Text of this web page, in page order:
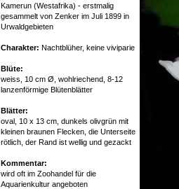
Kamerun (Westafrika) - erstmalig
gesammelt von Zenker im Juli 1899 in
Urwaldgebieten
Charakter: Nachtblüher, keine viviparie
Blüte:
weiss, 10 cm Ø, wohlriechend, 8-12
lanzenförmige Blütenblätter
Blätter:
oval, 10 x 13 cm, dunkels olivgrün mit
kleinen braunen Flecken, die Unterseite
rötlich, der Rand ist wellig und gezackt
Kommentar:
wird oft im Zoohandel für die
Aquarienkultur angeboten